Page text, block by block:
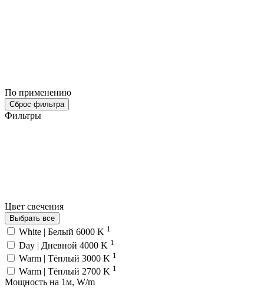
По применению
Сброс фильтра
Фильтры
Цвет свечения
Выбрать все
White | Белый 6000 K 1
Day | Дневной 4000 K 1
Warm | Тёплый 3000 K 1
Warm | Тёплый 2700 K 1
Мощность на 1м, W/m